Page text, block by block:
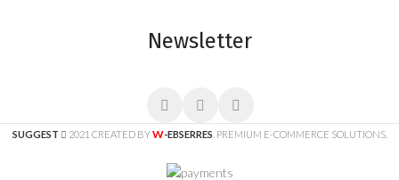
Newsletter
SUGGEST 2021 CREATED BYW-EBSERRES . PREMIUM E-COMMERCE SOLUTIONS.